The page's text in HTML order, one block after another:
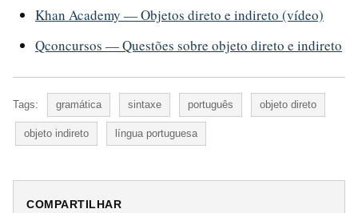
Khan Academy — Objetos direto e indireto (vídeo)
Qconcursos — Questões sobre objeto direto e indireto
Tags: gramática sintaxe português objeto direto
objeto indireto língua portuguesa
COMPARTILHAR